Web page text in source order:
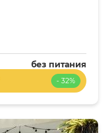
без питания
- 32%